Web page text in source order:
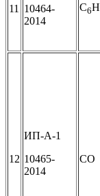
11
10464-
2014
C6H
12
ИП-А-1
10465-
2014
СО